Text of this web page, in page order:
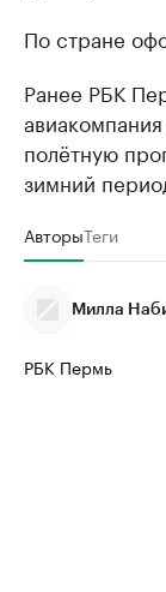
По стране
Ранее РБК
полётную
зимний
АвторыТеги
Милла
РБК Пермь